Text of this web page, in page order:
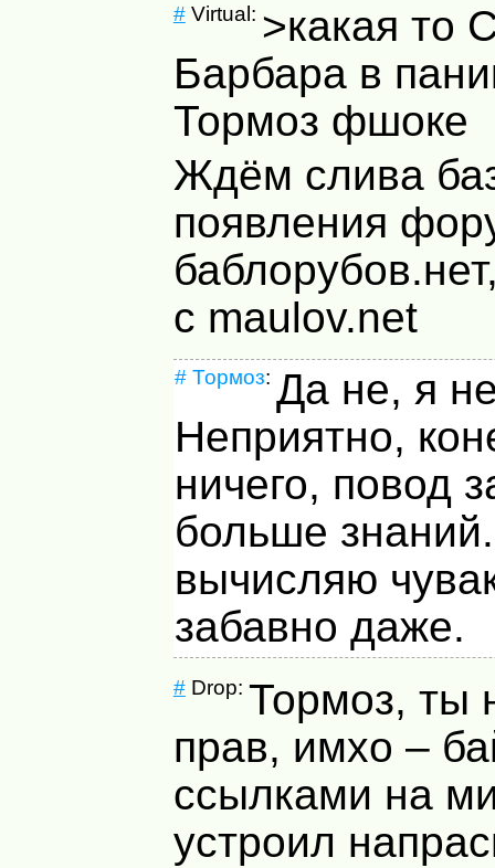
#Virtual: >какая то
Барбара в
Тормоз фшоке
Ждём слива
появления
с maulov.net
# Тормоз: Да не, я
Неприятно,
ничего, повод
больше
вычисляю
забавно даже.
#Drop: Тормоз, ты
прав, имхо –
ссылками на
устроил